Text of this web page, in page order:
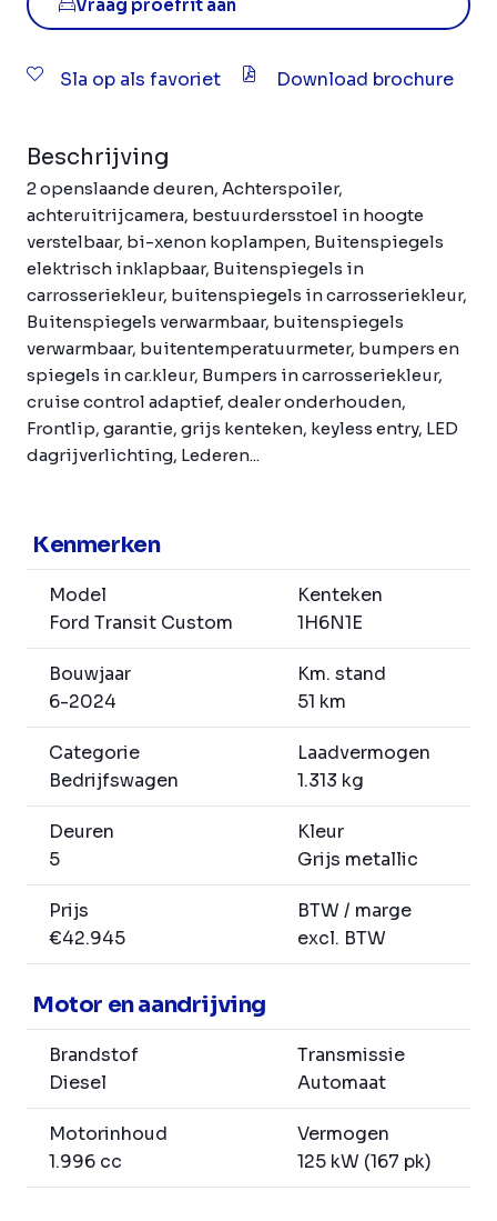
Vraag proefrit aan
Sla op als favoriet Download brochure
Beschrijving
2 openslaande deuren, Achterspoiler,
achteruitrijcamera, bestuurdersstoel in hoogte
verstelbaar, bi-xenon koplampen, Buitenspiegels
elektrisch inklapbaar, Buitenspiegels in
carrosseriekleur, buitenspiegels in carrosseriekleur,
Buitenspiegels verwarmbaar, buitenspiegels
verwarmbaar, buitentemperatuurmeter, bumpers en
spiegels in car.kleur, Bumpers in carrosseriekleur,
cruise control adaptief, dealer onderhouden,
Frontlip, garantie, grijs kenteken, keyless entry, LED
dagrijverlichting, Lederen...
Kenmerken
Model
Ford Transit Custom
Kenteken
1H6N1E
Bouwjaar
6-2024
Km. stand
51 km
Categorie
Bedrijfswagen
Laadvermogen
1.313 kg
Deuren
5
Kleur
Grijs metallic
Prijs
€42.945
BTW / marge
excl. BTW
Motor en aandrijving
Brandstof
Diesel
Transmissie
Automaat
Motorinhoud
1.996 cc
Vermogen
125 kW (167 pk)